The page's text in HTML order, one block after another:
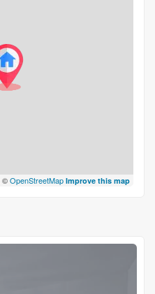
©OpenStreetMap Improve this map